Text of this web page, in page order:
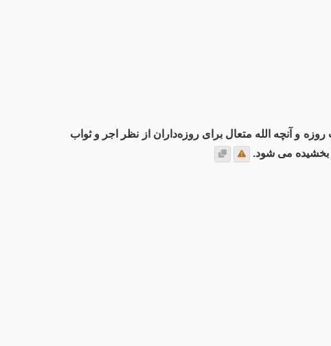
و آنچه الله متعال برای روزه‌داران از نظر اجر و ثواب
بخشیده می شود.